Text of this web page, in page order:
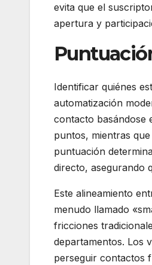
evita que el
apertura y
Identificar quiénes
automatización
contacto basándose
puntos, mientras
puntuación
directo, asegurando
Este alineamiento
menudo llamado
fricciones
departamentos. Los
perseguir contactos